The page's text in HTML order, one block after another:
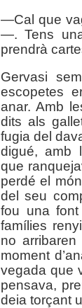
—Cal que
—. Tens
prendrà
Gervasi
escopetes
anar. Amb
dits als
fugia del
digué, amb
que
perdé el
del seu
fou una
famílies
no
moment
vegada que
pensava,
deia torçant